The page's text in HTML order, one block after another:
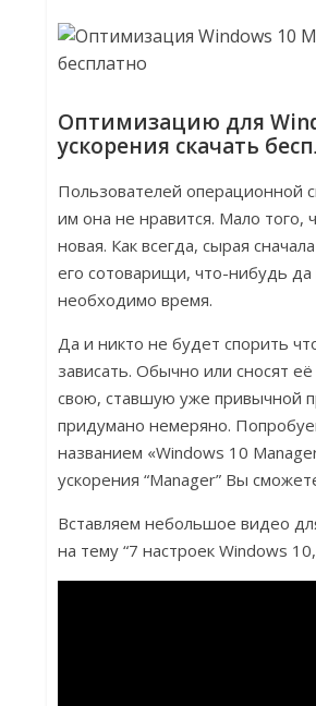
Оптимизацию для
ускорения скачать
Пользователей операционной
им она не нравится. Мало того,
новая. Как всегда, сырая
его сотоварищи, что-нибудь
необходимо время.
Да и никто не будет спорить
зависать. Обычно или сносят
свою, ставшую уже привычной
придумано немеряно.
названием «Windows 10
ускорения “Manager” Вы
Вставляем небольшое видео
на тему “7 настроек Windows